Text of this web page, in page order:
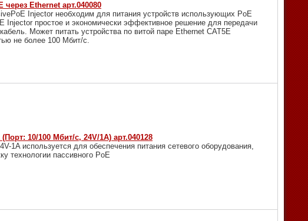
через Ethernet арт.040080
Injector необходим для питания устройств использующих PoE
Injector простое и экономически эффективное решение для передачи
Может питать устройства по витой паре Ethernet CAT5E
не более 100 Mбит/с.
10/100 Мбит/с, 24V/1А) арт.040128
1A используется для обеспечения питания сетевого оборудования,
технологии пассивного PoE